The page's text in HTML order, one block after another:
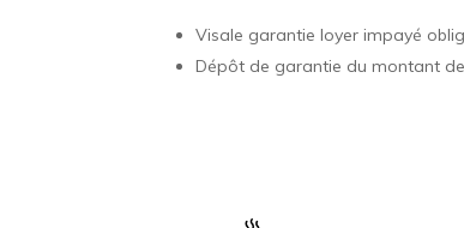
Visale garantie loyer impayé
Dépôt de garantie du montant